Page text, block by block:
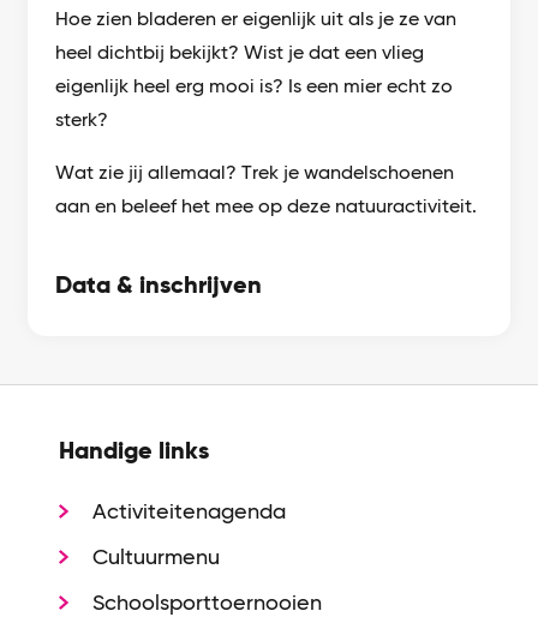
Hoe zien bladeren er eigenlijk uit als je ze van
heel dichtbij bekijkt? Wist je dat een vlieg
eigenlijk heel erg mooi is? Is een mier echt zo
sterk?
Wat zie jij allemaal? Trek je wandelschoenen
aan en beleef het mee op deze natuuractiviteit.
Data & inschrijven
Handige links
Activiteitenagenda
Cultuurmenu
Schoolsporttoernooien